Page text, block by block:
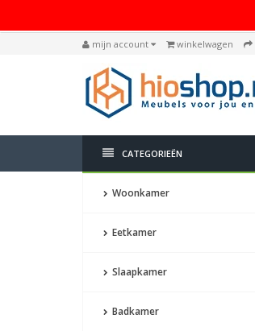
mijn account winkelwagen
CATEGORIEËN
Woonkamer
Eetkamer
Slaapkamer
Badkamer